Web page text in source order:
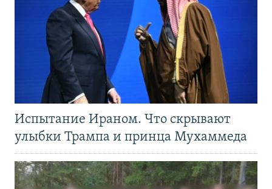
Испытание Ираном. Что скрывают
улыбки Трампа и принца Мухаммеда